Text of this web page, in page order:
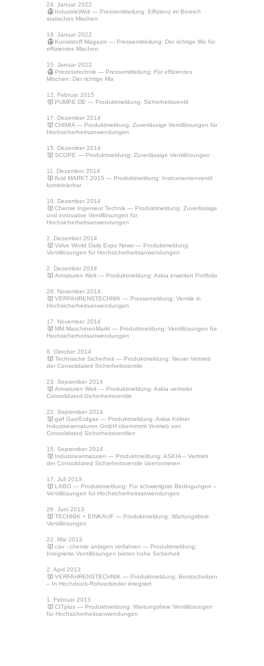
24. Januar 2022
IndustrieWelt — Pressemitteilung: Effizienz im Bereich
statisches Mischen
19. Januar 2022
Kunststoff Magazin — Pressemitteilung: Der richtige Mix für
effizientes Mischen
15. Januar 2022
Prozesstechnik — Pressemitteilung: Für effizientes
Mischen: Der richtige Mix
12. Februar 2015
PUMPE DE — Produktmeldung: Sicherheitsventil
17. Dezember 2014
CHIMIA — Produktmeldung: Zuverlässige Ventillösungen für
Hochsicherheitsanwendungen
15. Dezember 2014
SCOPE — Produktmeldung: Zuverlässige Ventillösungen
11. Dezember 2014
fluid MARKT 2015 — Produktmeldung: Instrumentenventil
kombinierbar
10. Dezember 2014
Chemie Ingenieur Technik — Produktmeldung: Zuverlässige
und innovative Ventillösungen für
Hochsicherheitsanwendungen
2. Dezember 2014
Valve World Daily Expo News — Produktmeldung:
Ventillösungen für Hochsicherheitsanwendungen
2. Dezember 2014
Armaturen Welt — Produktmeldung: Askia erweitert Portfolio
28. November 2014
VERFAHRENSTECHNIK — Pressemeldung: Ventile in
Hochsicherheitsanwendungen
17. November 2014
MM MaschinenMarkt — Produktmeldung: Ventillösungen für
Hochsicherheitsanwendungen
6. Oktober 2014
Technische Sicherheit — Produktmeldung: Neuer Vertrieb
der Consolidated Sicherheitsventile
23. September 2014
Armaturen Welt — Produktmeldung: Askia vertreibt
Consolidated-Sicherheitsventile
22. September 2014
gwf Gas/Erdgas — Produktmeldung: Askia Kölner
Industriearmaturen GmbH übernimmt Vertrieb von
Consolidated Sicherheitsventilen
15. September 2014
Industriearmaturen — Produktmeldung: ASKIA – Vertrieb
der Consolidated Sicherheitsventile übernommen
17. Juli 2013
LABO — Produktmeldung: Für schwierigste Bedingungen –
Ventillösungen für Hochsicherheitsanwendungen
26. Juni 2013
TECHNIK + EINKAUF — Produktmeldung: Wartungsfreie
Ventillösungen
22. Mai 2013
cav - chemie anlagen verfahren — Produktmeldung:
Integrierte Ventillösungen bieten hohe Sicherheit
2. April 2013
VERFAHRENSTECHNIK — Produktmeldung: Berstscheiben
– In Hochdruck-Rohverbinder integriert
1. Februar 2013
CITplus — Produktmeldung: Wartungsfreie Ventillösungen
für Hochsicherheitsanwendungen